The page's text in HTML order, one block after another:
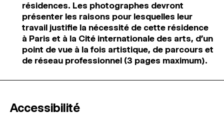
résidences. Les photographes devront
présenter les raisons pour lesquelles leur
travail justifie la nécessité de cette résidence
à Paris et à la Cité internationale des arts, d’un
point de vue à la fois artistique, de parcours et
de réseau professionnel (3 pages maximum).
Accessibilité